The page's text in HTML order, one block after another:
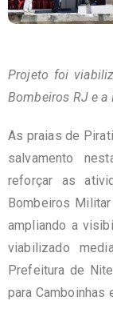
Projeto foi
Bombeiros RJ e a
As praias de
salvamento
reforçar as
Bombeiros
ampliando a
viabilizado
Prefeitura de
para Camboinhas